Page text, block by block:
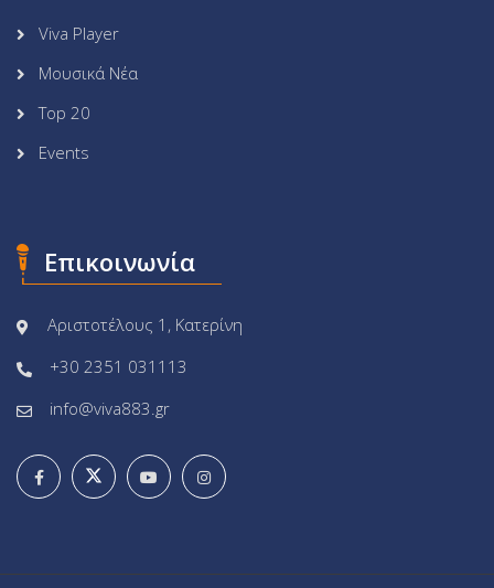
Viva Player
Μουσικά Νέα
Top 20
Events
Επικοινωνία
Αριστοτέλους 1, Κατερίνη
+30 2351 031113
info@viva883.gr